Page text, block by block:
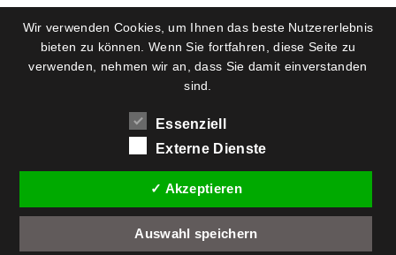
Wir verwenden Cookies, um Ihnen das beste Nutzererlebnis
bieten zu können. Wenn Sie fortfahren, diese Seite zu
verwenden, nehmen wir an, dass Sie damit einverstanden
sind.
Essenziell
Externe Dienste
✓ Akzeptieren
Auswahl speichern